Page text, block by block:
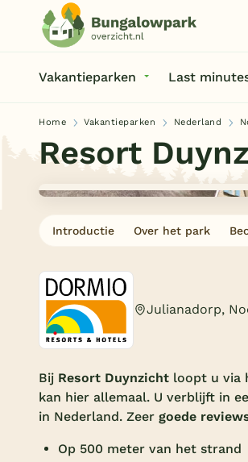
Vakantieparken Last
Home Vakantieparken Nederland
Resort
Introductie Over het park
Julianadorp,
Bij Resort Duynzicht loopt u via
kan hier allemaal. U verblijft in
in Nederland. Zeer goede
Op 500 meter van het strand